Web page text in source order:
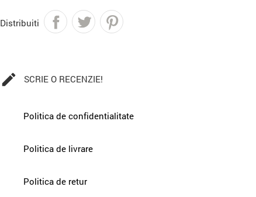
Distribuiti
 SCRIE O RECENZIE!
Politica de confidentialitate
Politica de livrare
Politica de retur